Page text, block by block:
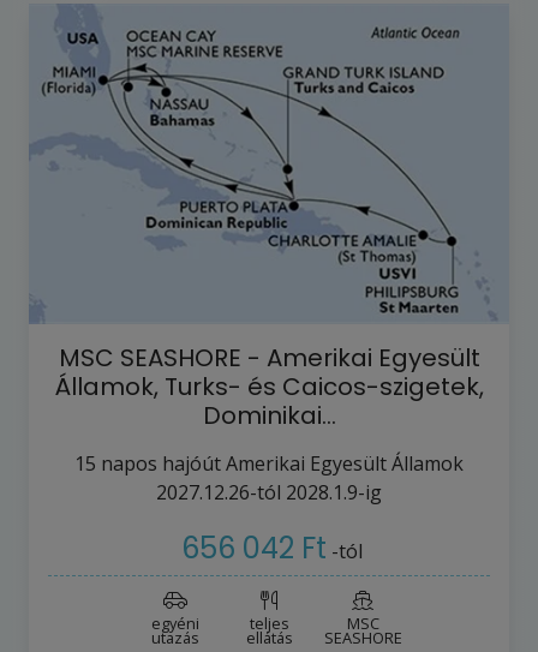
MSC SEASHORE - Amerikai Egyesült
Államok, Turks- és Caicos-szigetek,
Dominikai…
15 napos hajóútAmerikai Egyesült Államok
2027.12.26-tól 2028.1.9-ig
656 042 Ft -tól
egyéni
utazás
teljes
ellátás
MSC
SEASHORE